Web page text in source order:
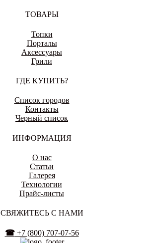
ТОВАРЫ
Топки
Порталы
Аксессуары
Грили
ГДЕ КУПИТЬ?
Список городов
Контакты
Черный список
ИНФОРМАЦИЯ
О нас
Статьи
Галерея
Технологии
Прайс-листы
СВЯЖИТЕСЬ С НАМИ
☎+7 (800) 707-07-56